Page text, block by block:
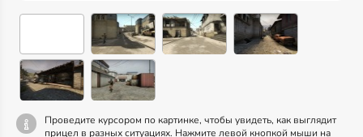
Проведите курсором по картинке, чтобы увидеть, как выглядит
прицел в разных ситуациях. Нажмите левой кнопкой мыши на